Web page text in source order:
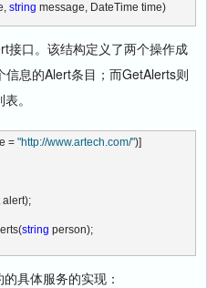
string message, DateTime time)
口。该结构定义了两个操作成
息的Alert条目；而GetAlerts则
。
= "http://www.artech.com/")]
alert);
string person);
具体服务的实现：